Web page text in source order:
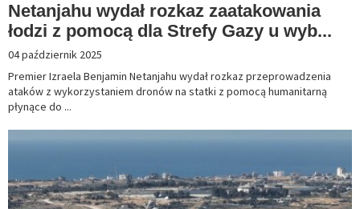
Netanjahu wydał rozkaz zaatakowania
łodzi z pomocą dla Strefy Gazy u wyb...
04 październik 2025
Premier Izraela Benjamin Netanjahu wydał rozkaz przeprowadzenia
ataków z wykorzystaniem dronów na statki z pomocą humanitarną
płynące do ...